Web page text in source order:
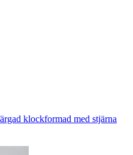
klockformad med stjärna